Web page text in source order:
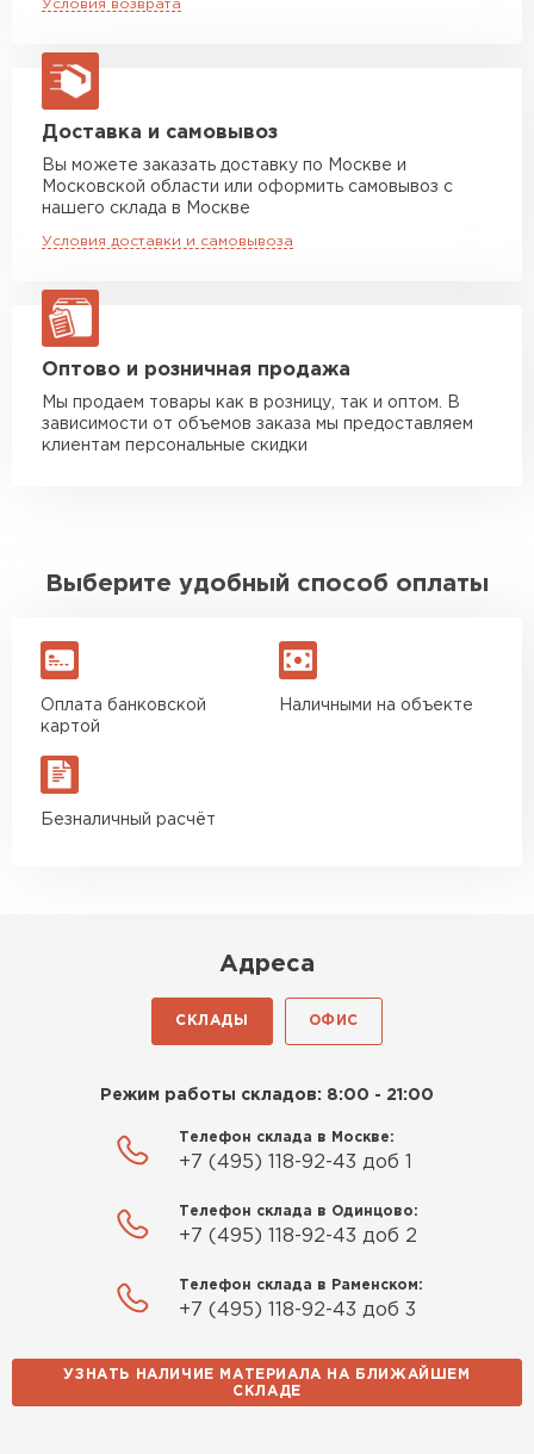
макс. длина груза 13,5 м
Манипулятор до 5 тн
макс. длина груза 6 м
Манипулятор до 10 тн
макс. длина груза 8 м
Манипулятор до 20 тн
Условия возврата
Доставка и самовывоз
Вы можете заказать доставку по Москве и
Московской области или оформить самовывоз с
нашего склада в Москве
Условия доставки и самовывоза
Оптово и розничная продажа
Мы продаем товары как в розницу, так и оптом. В
зависимости от объемов заказа мы предоставляем
клиентам персональные скидки
Выберите удобный способ оплаты
Оплата банковской
картой
Наличными на объекте
Безналичный расчёт
Адреса
СКЛАДЫ ОФИС
Режим работы складов: 8:00 - 21:00
Телефон склада в Москве:
+7 (495) 118-92-43 доб 1
Телефон склада в Одинцово:
+7 (495) 118-92-43 доб 2
Телефон склада в Раменском:
+7 (495) 118-92-43 доб 3
УЗНАТЬ НАЛИЧИЕ МАТЕРИАЛА НА БЛИЖАЙШЕМ
СКЛАДЕ